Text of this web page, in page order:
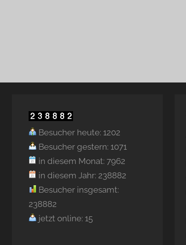
Besucher heute: 1202
Besucher gestern: 1071
in diesem Monat: 7962
in diesem Jahr: 238882
Besucher insgesamt:
238882
jetzt online: 15